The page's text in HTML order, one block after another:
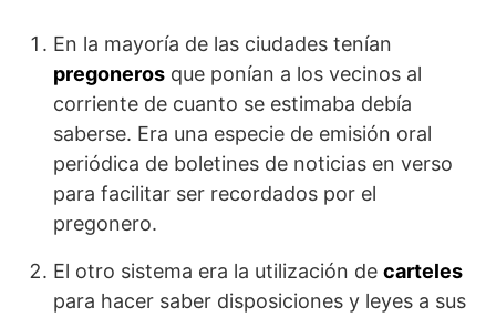
En la mayoría de las ciudades tenían
pregoneros que ponían a los vecinos al
corriente de cuanto se estimaba debía
saberse. Era una especie de emisión oral
periódica de boletines de noticias en verso
para facilitar ser recordados por el
pregonero.
El otro sistema era la utilización de carteles
para hacer saber disposiciones y leyes a sus